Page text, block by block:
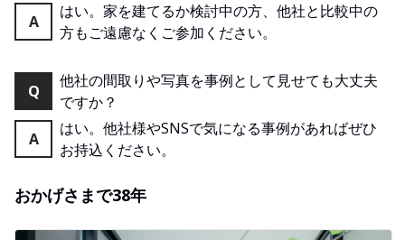
A
はい。家を建てるか検討中の方、他社と比較中の
方もご遠慮なくご参加ください。
Q
他社の間取りや写真を事例として見せても大丈夫
ですか？
A
はい。他社様やSNSで気になる事例があればぜひ
お持込ください。
おかげさまで38年